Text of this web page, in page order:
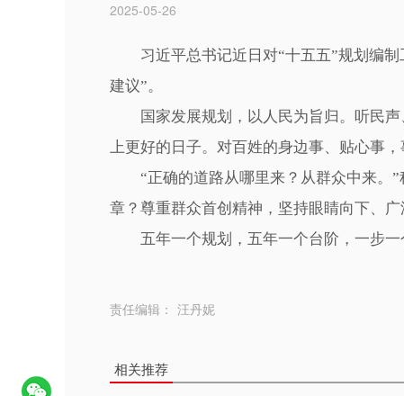
2025-05-26
习近平总书记近日对“十五五”规划编
建议”。
国家发展规划，以人民为旨归。听民声
上更好的日子。对百姓的身边事、贴心事
“正确的道路从哪里来？从群众中来。”
章？尊重群众首创精神，坚持眼睛向下、
五年一个规划，五年一个台阶，一步一
责任编辑： 汪丹妮
相关推荐